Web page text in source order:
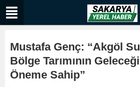
Mustafa Genç: “Akgöl
Bölge Tarımının
Öneme Sahip”